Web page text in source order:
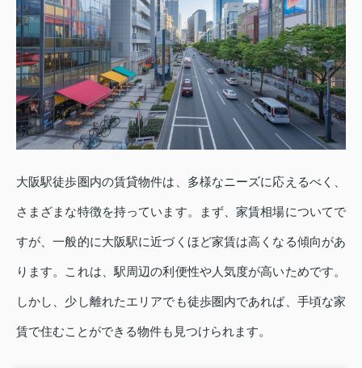
大阪駅徒歩圏内の賃貸物件は、多様なニーズに応えるべく、
さまざまな特徴を持っています。まず、家賃相場についてで
すが、一般的に大阪駅に近づくほど家賃は高くなる傾向があ
ります。これは、駅周辺の利便性や人気度が高いためです。
しかし、少し離れたエリアでも徒歩圏内であれば、手頃な家
賃で住むことができる物件も見つけられます。